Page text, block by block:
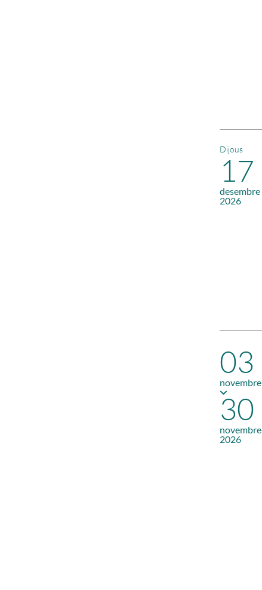
Dijous
17
desembre
2026
03
novembre
30
novembre
2026